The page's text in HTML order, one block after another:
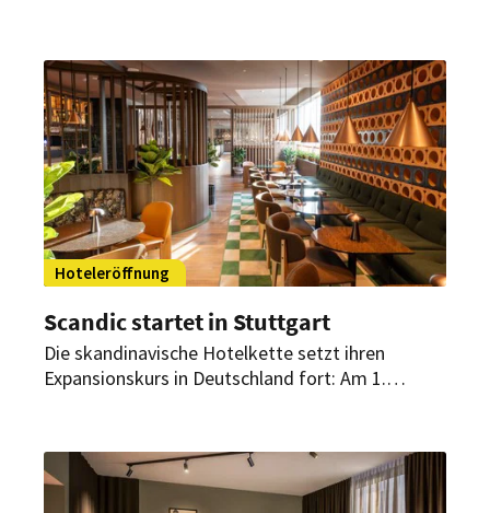
jüngsten Eröffnungen von Hyatt in Lissabon und
Madeira auf. Bis 2027 soll die Zimmeranzahl der
Hyatt-Hotels im Land verdreifacht werden.
Hoteleröffnung
Scandic startet in Stuttgart
Die skandinavische Hotelkette setzt ihren
Expansionskurs in Deutschland fort: Am 1.
bundesweit achte Haus der Hotelkette.